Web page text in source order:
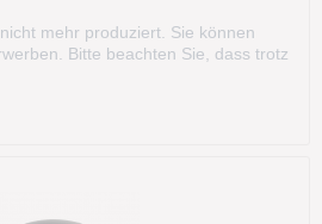
mehr produziert. Sie können
Bitte beachten Sie, dass trotz
unterschiedliche, technische
Grundlage bilden...